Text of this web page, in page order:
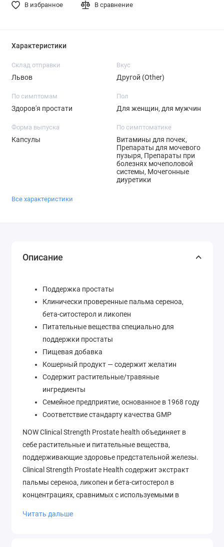
В избранное В сравнение
Характеристики
Склад отправки
Львов
Вкус
Другой (Other)
По симптомам
Здоров'я простати
Пол
Для женщин, для мужчин
Форма выпуска
Капсулы
По симптоматике
Витамины для почек,
Препараты для мочевого
пузыря, Препараты при
болезнях мочеполовой
системы, Мочегонные
диуретики
Все характеристики
Описание
Поддержка простаты
Клинически проверенные пальма сереноа,
бета-ситостерол и ликопен
Питательные вещества специально для
поддержки простаты
Пищевая добавка
Кошерный продукт — содержит желатин
Содержит растительные/травяные
ингредиенты
Семейное предприятие, основанное в 1968 году
Соответствие стандарту качества GMP
NOW Clinical Strength Prostate health объединяет в
себе растительные и питательные вещества,
поддерживающие здоровье предстательной железы.
Clinical Strength Prostate Health содержит экстракт
пальмы сереноа, ликопен и бета-ситостерол в
концентрациях, сравнимых с используемыми в
Health также содержит цинк, селен и витамин D-3,
Читать дальше